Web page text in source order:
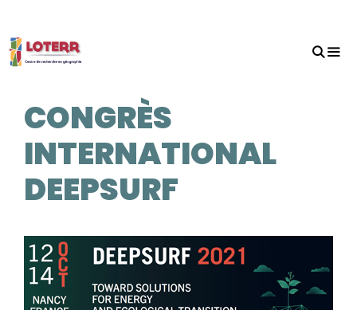
Aller
au
CONGRÈS
INTERNATIONAL
DEEPSURF